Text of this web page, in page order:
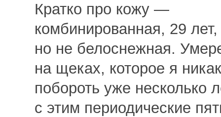
Кратко про кожу —
комбинированная, 29 лет,
но не белоснежная.
на щеках, которое я
побороть уже несколько
с этим периодические